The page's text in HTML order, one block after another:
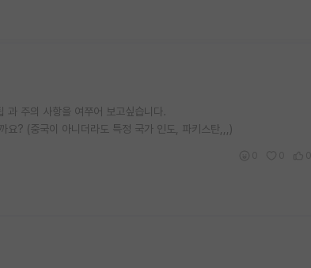
주의 사항을 여쭈어 보고싶습니다.
요? (중국이 아니더라도 특정 국가 인도, 파키스탄,,,)